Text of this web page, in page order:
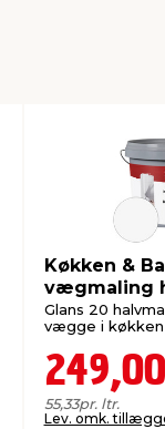
Køkken &
vægmaling
Stabile®
Glans 20
vægge i
249,00
55,33pr. ltr.
Lev. omk.